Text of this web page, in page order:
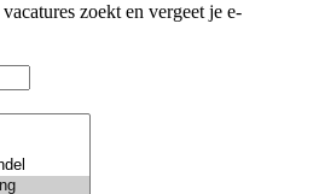
zoekt en vergeet je e-